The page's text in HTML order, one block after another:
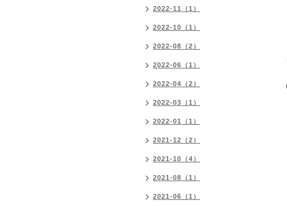
2022-11（1）
2022-10（1）
2022-08（2）
2022-06（1）
2022-04（2）
2022-03（1）
2022-01（1）
2021-12（2）
2021-10（4）
2021-08（1）
2021-06（1）